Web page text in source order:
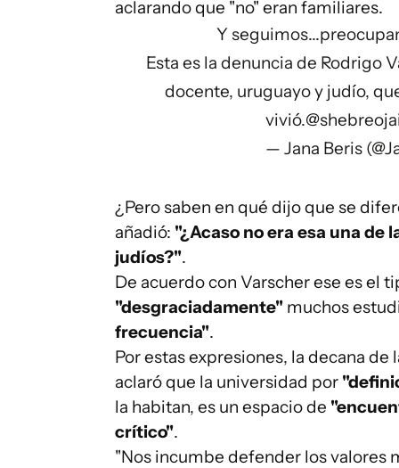
aclarando que "no" eran familiares.
Y
Esta es la denuncia de Rodrigo
docente, uruguayo y judío,
vivió.
— Jana Beris
¿Pero saben en qué dijo que se
añadió: "¿Acaso no era esa una de
judíos?".
De acuerdo con Varscher ese es el
"desgraciadamente" muchos
frecuencia".
Por estas expresiones, la decana
aclaró que la universidad por
la habitan, es un espacio de
crítico".
"Nos incumbe defender los valores